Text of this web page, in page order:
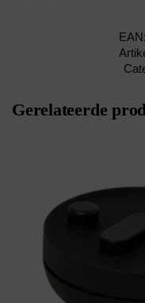
EAN:
Gerelateerde